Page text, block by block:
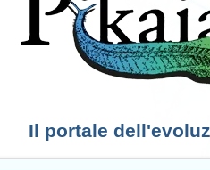
Il portale